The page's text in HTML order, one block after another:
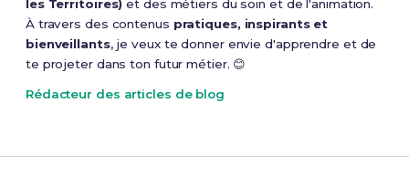
les Territoires) et des métiers du soin et de l'animation.
À travers des contenus pratiques, inspirants et
bienveillants, je veux te donner envie d'apprendre et de
te projeter dans ton futur métier. 😊
Rédacteur des articles de blog